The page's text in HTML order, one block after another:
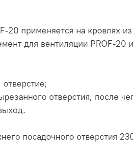
20 применяется на кровлях
для вентиляции PROF-20
отверстия, после
посадочного отверстия